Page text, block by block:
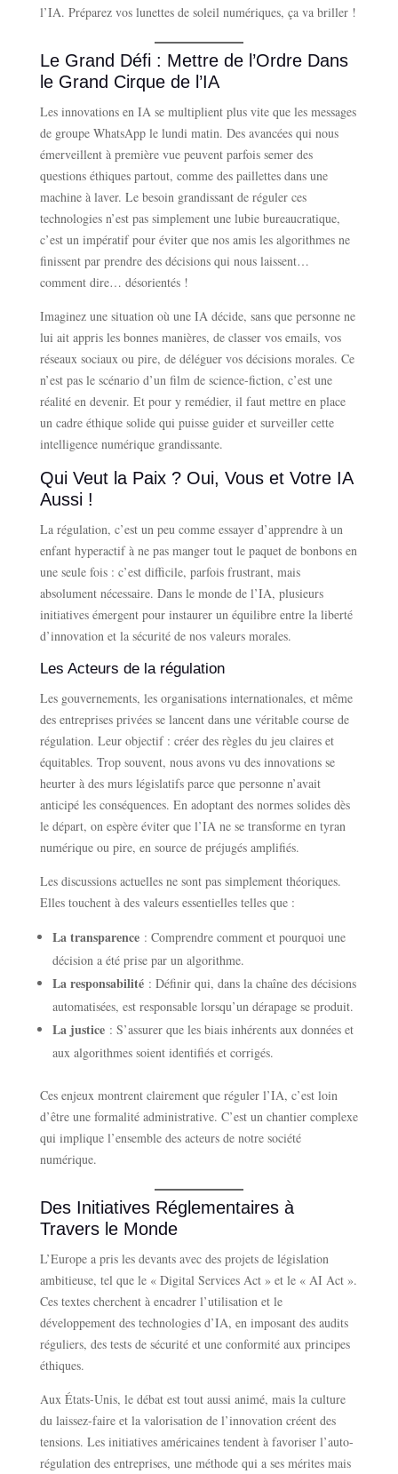
l’IA. Préparez vos lunettes de soleil numériques, ça va briller !
Le Grand Défi : Mettre de l’Ordre Dans
le Grand Cirque de l’IA
Les innovations en IA se multiplient plus vite que les messages
de groupe WhatsApp le lundi matin. Des avancées qui nous
émerveillent à première vue peuvent parfois semer des
questions éthiques partout, comme des paillettes dans une
machine à laver. Le besoin grandissant de réguler ces
technologies n’est pas simplement une lubie bureaucratique,
c’est un impératif pour éviter que nos amis les algorithmes ne
finissent par prendre des décisions qui nous laissent…
comment dire… désorientés !
Imaginez une situation où une IA décide, sans que personne ne
lui ait appris les bonnes manières, de classer vos emails, vos
réseaux sociaux ou pire, de déléguer vos décisions morales. Ce
n’est pas le scénario d’un film de science-fiction, c’est une
réalité en devenir. Et pour y remédier, il faut mettre en place
un cadre éthique solide qui puisse guider et surveiller cette
intelligence numérique grandissante.
Qui Veut la Paix ? Oui, Vous et Votre IA
Aussi !
La régulation, c’est un peu comme essayer d’apprendre à un
enfant hyperactif à ne pas manger tout le paquet de bonbons en
une seule fois : c’est difficile, parfois frustrant, mais
absolument nécessaire. Dans le monde de l’IA, plusieurs
initiatives émergent pour instaurer un équilibre entre la liberté
d’innovation et la sécurité de nos valeurs morales.
Les Acteurs de la régulation
Les gouvernements, les organisations internationales, et même
des entreprises privées se lancent dans une véritable course de
régulation. Leur objectif : créer des règles du jeu claires et
équitables. Trop souvent, nous avons vu des innovations se
heurter à des murs législatifs parce que personne n’avait
anticipé les conséquences. En adoptant des normes solides dès
le départ, on espère éviter que l’IA ne se transforme en tyran
numérique ou pire, en source de préjugés amplifiés.
Les discussions actuelles ne sont pas simplement théoriques.
Elles touchent à des valeurs essentielles telles que :
La transparence: Comprendre comment et pourquoi une
décision a été prise par un algorithme.
La responsabilité: Définir qui, dans la chaîne des décisions
automatisées, est responsable lorsqu’un dérapage se produit.
La justice: S’assurer que les biais inhérents aux données et
aux algorithmes soient identifiés et corrigés.
Ces enjeux montrent clairement que réguler l’IA, c’est loin
d’être une formalité administrative. C’est un chantier complexe
qui implique l’ensemble des acteurs de notre société
numérique.
Des Initiatives Réglementaires à
Travers le Monde
L’Europe a pris les devants avec des projets de législation
ambitieuse, tel que le « Digital Services Act » et le « AI Act ».
Ces textes cherchent à encadrer l’utilisation et le
développement des technologies d’IA, en imposant des audits
réguliers, des tests de sécurité et une conformité aux principes
éthiques.
Aux États-Unis, le débat est tout aussi animé, mais la culture
du laissez-faire et la valorisation de l’innovation créent des
tensions. Les initiatives américaines tendent à favoriser l’auto-
régulation des entreprises, une méthode qui a ses mérites mais